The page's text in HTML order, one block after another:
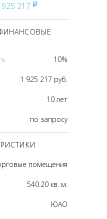
925 217 pуб
10%
1 925 217 руб.
10 лет
по запросу
помещения
540.20 кв. м.
ЮАО